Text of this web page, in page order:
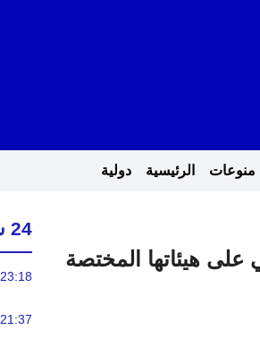
منوعات الرئيسية دولية
على هيئاتها المختصة
24 ساعة
23:18
21:37